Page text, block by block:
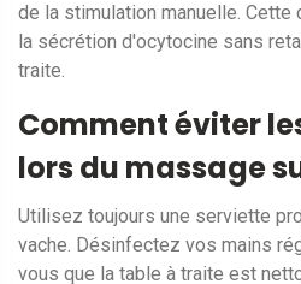
de la stimulation manuelle.
la sécrétion d'ocytocine sans
traite.
Comment éviter
lors du massage
Utilisez toujours une serviette
vache. Désinfectez vos mains
vous que la table à traite est